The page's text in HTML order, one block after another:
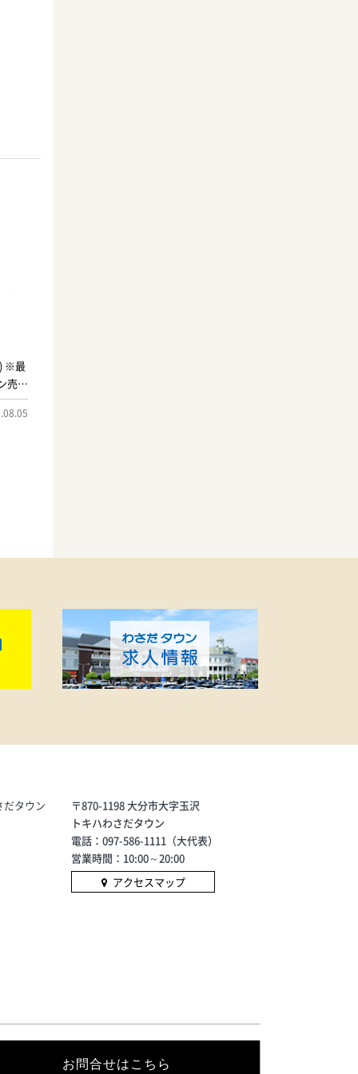
※最
売場
る
の
ェ
想
だタウン
〒870-1198 大分市大字玉沢
トキハわさだタウン
電話：097-586-1111（大代表）
営業時間：10:00～20:00
アクセスマップ
お問合せはこちら